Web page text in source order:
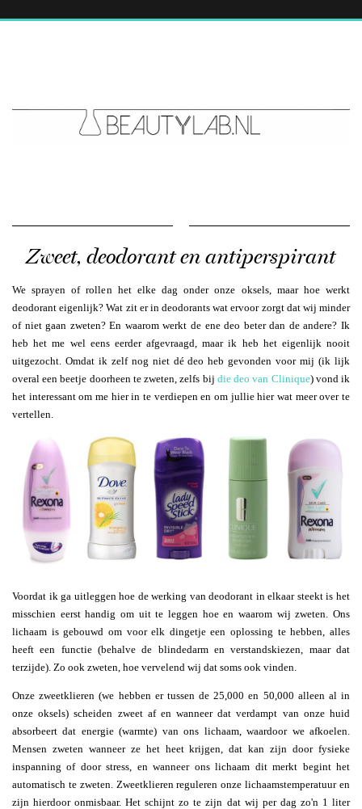
Zweet, deodorant en antiperspirant
We sprayen of rollen het elke dag onder onze oksels, maar hoe werkt
deodorant eigenlijk? Wat zit er in deodorants wat ervoor zorgt dat wij minder
of niet gaan zweten? En waarom werkt de ene deo beter dan de andere? Ik
heb het me wel eens eerder afgevraagd, maar ik heb het eigenlijk nooit
uitgezocht. Omdat ik zelf nog niet dé deo heb gevonden voor mij (ik lijk
overal een beetje doorheen te zweten, zelfs bij die deo van Clinique) vond ik
het interessant om me hier in te verdiepen en om jullie hier wat meer over te
vertellen.
Voordat ik ga uitleggen hoe de werking van deodorant in elkaar steekt is het
misschien eerst handig om uit te leggen hoe en waarom wij zweten. Ons
lichaam is gebouwd om voor elk dingetje een oplossing te hebben, alles
heeft een functie (behalve de blindedarm en verstandskiezen, maar dat
terzijde). Zo ook zweten, hoe vervelend wij dat soms ook vinden.
Onze zweetklieren (we hebben er tussen de 25,000 en 50,000 alleen al in
onze oksels) scheiden zweet af en wanneer dat verdampt van onze huid
absorbeert dat energie (warmte) van ons lichaam, waardoor we afkoelen.
Mensen zweten wanneer ze het heet krijgen, dat kan zijn door fysieke
inspanning of door stress, en wanneer ons lichaam dit merkt begint het
automatisch te zweten. Zweetklieren reguleren onze lichaamstemperatuur en
zijn hierdoor onmisbaar. Het schijnt zo te zijn dat wij per dag zo'n 1 liter